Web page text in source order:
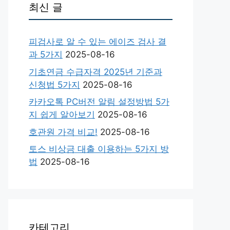
최신 글
피검사로 알 수 있는 에이즈 검사 결
과 5가지 2025-08-16
기초연금 수급자격 2025년 기준과
신청법 5가지 2025-08-16
카카오톡 PC버전 알림 설정방법 5가
지 쉽게 알아보기 2025-08-16
호관원 가격 비교! 2025-08-16
토스 비상금 대출 이용하는 5가지 방
법 2025-08-16
카테고리